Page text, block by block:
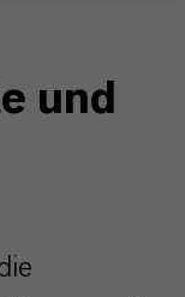
und